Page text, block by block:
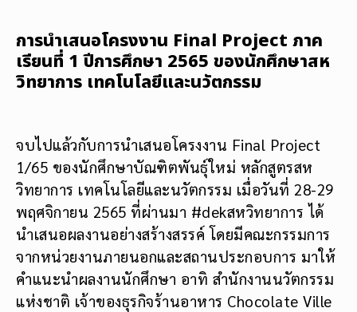
การนำเสนอโครงงาน Final Project ภาค
เรียนที่ 1 ปีการศึกษา 2565 ของนักศึกษาสห
วิทยาการ เทคโนโลยีและนวัตกรรม
จบไปแล้วกับการนำเสนอโครงงาน Final Project
1/65 ของนักศึกษาบัณฑิตพันธุ์ใหม่ หลักสูตรสห
วิทยาการ เทคโนโลยีและนวัตกรรม เมื่อวันที่ 28-29
พฤศจิกายน 2565 ที่ผ่านมา #dekสหวิทยาการ ได้
นำเสนอผลงานอย่างสร้างสรรค์ โดยมีคณะกรรมการ
จากหน่วยงานภายนอกและสถานประกอบการ มาให้
คำแนะนำผลงานนักศึกษา อาทิ สำนักงานนวัตกรรม
แห่งชาติ เจ้าของธุรกิจร้านอาหาร Chocolate Ville